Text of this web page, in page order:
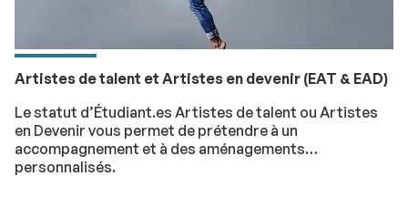
Artistes de talent et Artistes en devenir (EAT & EAD)
Le statut d’Étudiant.es Artistes de talent ou Artistes
en Devenir vous permet de prétendre à un
accompagnement et à des aménagements
personnalisés.